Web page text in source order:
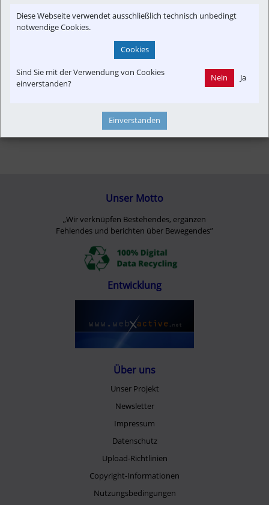
Unser Motto
„Wir verknüpfen Bestehendes, ergänzen
Fehlendes und berichten über Bewegendes”
Entwicklung
Über uns
Unser Projekt
Newsletter
Impressum
Datenschutz
Upload-Richtlinien
Copyright-Informationen
Nutzungsbedingungen
Diese Webseite verwendet ausschließlich technisch unbedingt
notwendige Cookies.
Cookies
Sind Sie mit der Verwendung von Cookies
einverstanden?
Nein Ja
Einverstanden